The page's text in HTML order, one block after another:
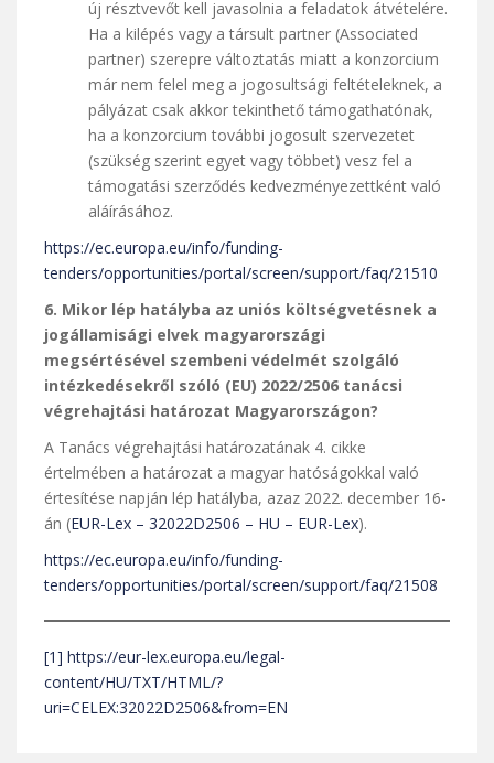
új résztvevőt kell javasolnia a feladatok átvételére.
Ha a kilépés vagy a társult partner (Associated
partner) szerepre változtatás miatt a konzorcium
már nem felel meg a jogosultsági feltételeknek, a
pályázat csak akkor tekinthető támogathatónak,
ha a konzorcium további jogosult szervezetet
(szükség szerint egyet vagy többet) vesz fel a
támogatási szerződés kedvezményezettként való
aláírásához.
https://ec.europa.eu/info/funding-
tenders/opportunities/portal/screen/support/faq/21510
6. Mikor lép hatályba az uniós költségvetésnek a
jogállamisági elvek magyarországi
megsértésével szembeni védelmét szolgáló
intézkedésekről szóló (EU) 2022/2506 tanácsi
végrehajtási határozat Magyarországon?
A Tanács végrehajtási határozatának 4. cikke
értelmében a határozat a magyar hatóságokkal való
értesítése napján lép hatályba, azaz 2022. december 16-
án (EUR-Lex – 32022D2506 – HU – EUR-Lex).
https://ec.europa.eu/info/funding-
tenders/opportunities/portal/screen/support/faq/21508
[1] https://eur-lex.europa.eu/legal-
content/HU/TXT/HTML/?
uri=CELEX:32022D2506&from=EN